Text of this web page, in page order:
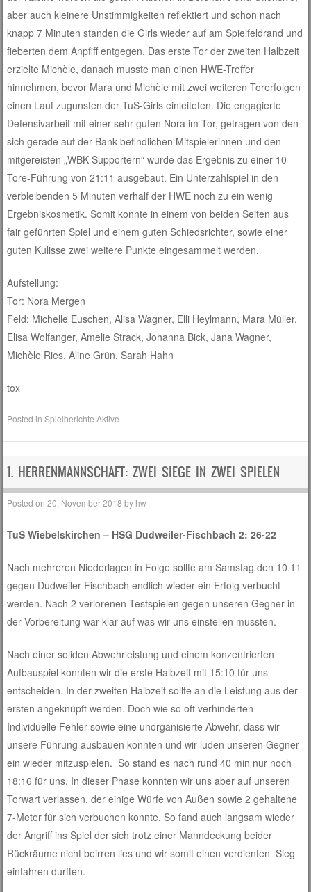
aber auch kleinere Unstimmigkeiten reflektiert und schon nach
knapp 7 Minuten standen die Girls wieder auf am Spielfeldrand und
fieberten dem Anpfiff entgegen. Das erste Tor der zweiten Halbzeit
erzielte Michèle, danach musste man einen HWE-Treffer
hinnehmen, bevor Mara und Michèle mit zwei weiteren Torerfolgen
einen Lauf zugunsten der TuS-Girls einleiteten. Die engagierte
Defensivarbeit mit einer sehr guten Nora im Tor, getragen von den
sich gerade auf der Bank befindlichen Mitspielerinnen und den
mitgereisten „WBK-Supportern“ wurde das Ergebnis zu einer 10
Tore-Führung von 21:11 ausgebaut. Ein Unterzahlspiel in den
verbleibenden 5 Minuten verhalf der HWE noch zu ein wenig
Ergebniskosmetik. Somit konnte in einem von beiden Seiten aus
fair geführten Spiel und einem guten Schiedsrichter, sowie einer
guten Kulisse zwei weitere Punkte eingesammelt werden.
Aufstellung:
Tor: Nora Mergen
Feld: Michelle Euschen, Alisa Wagner, Elli Heylmann, Mara Müller,
Elisa Wolfanger, Amelie Strack, Johanna Bick, Jana Wagner,
Michèle Ries, Aline Grün, Sarah Hahn
tox
Posted inSpielberichte Aktive
1. HERRENMANNSCHAFT: ZWEI SIEGE IN ZWEI SPIELEN
Posted on20. November 2018 by hw
TuS Wiebelskirchen – HSG Dudweiler-Fischbach 2: 26-22
Nach mehreren Niederlagen in Folge sollte am Samstag den 10.11
gegen Dudweiler-Fischbach endlich wieder ein Erfolg verbucht
werden. Nach 2 verlorenen Testspielen gegen unseren Gegner in
der Vorbereitung war klar auf was wir uns einstellen mussten.
Nach einer soliden Abwehrleistung und einem konzentrierten
Aufbauspiel konnten wir die erste Halbzeit mit 15:10 für uns
entscheiden. In der zweiten Halbzeit sollte an die Leistung aus der
ersten angeknüpft werden. Doch wie so oft verhinderten
Individuelle Fehler sowie eine unorganisierte Abwehr, dass wir
unsere Führung ausbauen konnten und wir luden unseren Gegner
ein wieder mitzuspielen. So stand es nach rund 40 min nur noch
18:16 für uns. In dieser Phase konnten wir uns aber auf unseren
Torwart verlassen, der einige Würfe von Außen sowie 2 gehaltene
7-Meter für sich verbuchen konnte. So fand auch langsam wieder
der Angriff ins Spiel der sich trotz einer Manndeckung beider
Rückräume nicht beirren lies und wir somit einen verdienten Sieg
einfahren durften.